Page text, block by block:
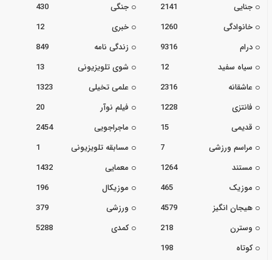
جنایی
2141 جنگی
430
خانوادگی
1260 خبری
12
درام
9316 زندگی نامه
849
سیاه سفید
12 شوی تلویزیونی
13
عاشقانه
2316 علمی تخیلی
1323
فانتزی
1228 فیلم نوآر
20
قدیمی
15 ماجراجویی
2454
مراسم ورزشی
7 مسابقه تلویزیونی
1
مستند
1264 معمایی
1432
موزیک
465 موزیکال
196
هیجان انگیز
4579 ورزشی
379
وسترن
218 کمدی
5288
کوتاه
198